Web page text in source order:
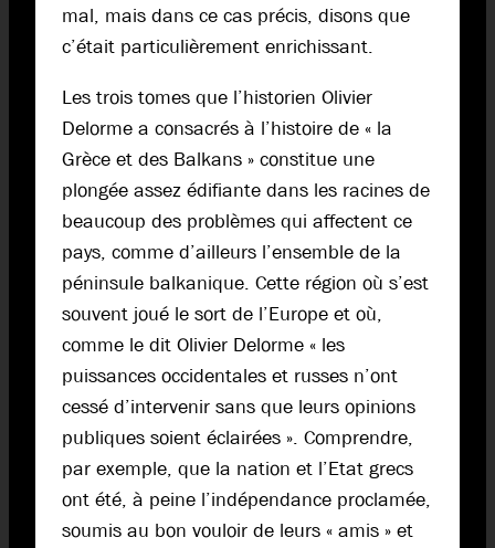
mal, mais dans ce cas précis, disons que
c’était particulièrement enrichissant.
Les trois tomes que l’historien Olivier
Delorme a consacrés à l’histoire de « la
Grèce et des Balkans » constitue une
plongée assez édifiante dans les racines de
beaucoup des problèmes qui affectent ce
pays, comme d’ailleurs l’ensemble de la
péninsule balkanique. Cette région où s’est
souvent joué le sort de l’Europe et où,
comme le dit Olivier Delorme « les
puissances occidentales et russes n’ont
cessé d’intervenir sans que leurs opinions
publiques soient éclairées ». Comprendre,
par exemple, que la nation et l’Etat grecs
ont été, à peine l’indépendance proclamée,
soumis au bon vouloir de leurs « amis » et